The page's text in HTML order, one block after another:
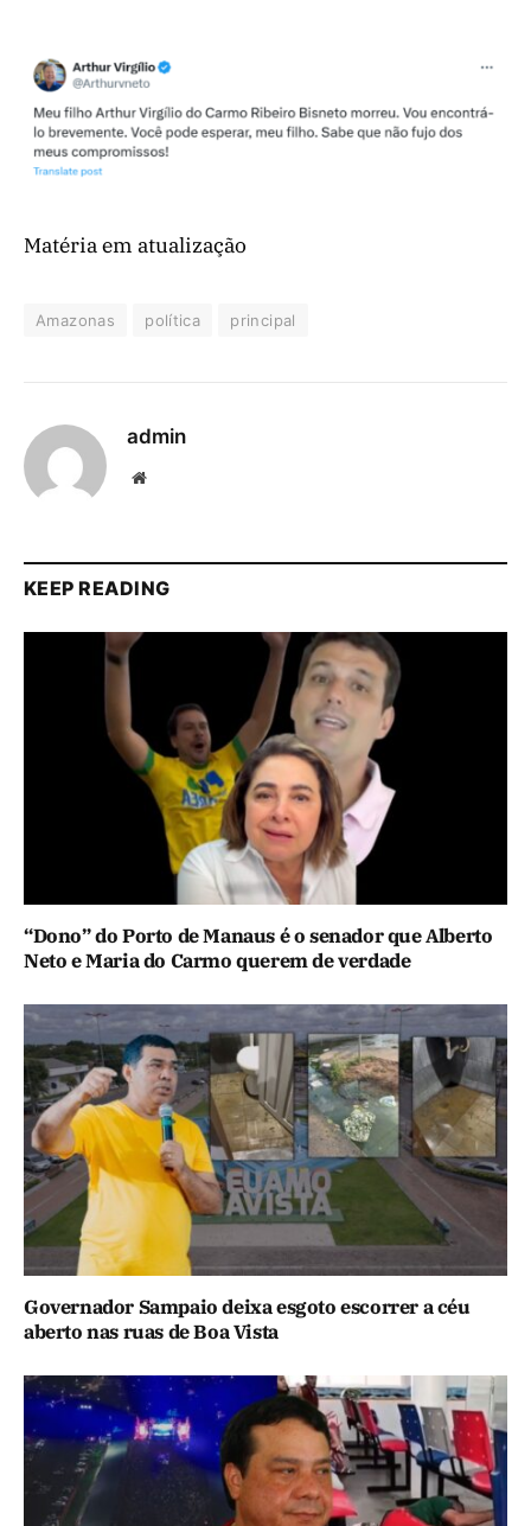
Matéria em atualização
Amazonas política principal
admin
Website
KEEP READING
“Dono” do Porto de Manaus é o senador que Alberto
Neto e Maria do Carmo querem de verdade
Governador Sampaio deixa esgoto escorrer a céu
aberto nas ruas de Boa Vista